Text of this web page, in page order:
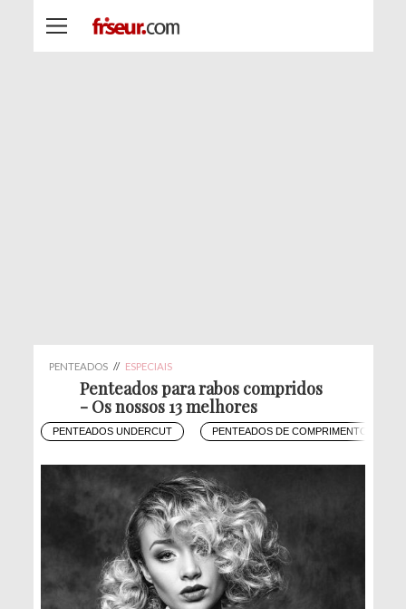
PENTEADOS // ESPECIAIS
Penteados para rabos compridos
- Os nossos 13 melhores
PENTEADOS UNDERCUT PENTEADOS DE COMPRIMENTO MÉDIO